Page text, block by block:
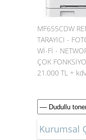
MF655CDW
TARAYICI -
Wİ-Fİ -
ÇOK
21.000 TL + kdv
Kurumsal